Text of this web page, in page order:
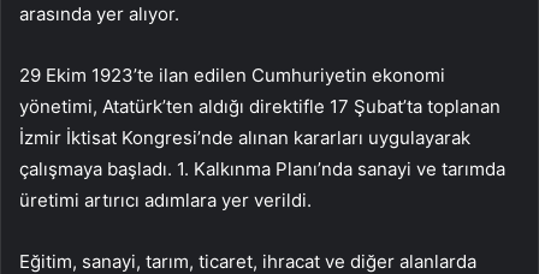
arasında yer alıyor.
29 Ekim 1923’te ilan edilen Cumhuriyetin ekonomi
yönetimi, Atatürk’ten aldığı direktifle 17 Şubat’ta toplanan
İzmir İktisat Kongresi’nde alınan kararları uygulayarak
çalışmaya başladı. 1. Kalkınma Planı’nda sanayi ve tarımda
üretimi artırıcı adımlara yer verildi.
Eğitim, sanayi, tarım, ticaret, ihracat ve diğer alanlarda